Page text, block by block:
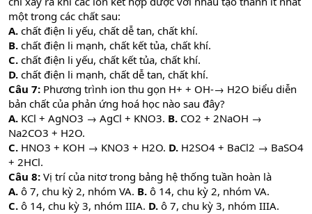
một trong các chất sau:
A. chất điện li yếu, chất dễ tan, chất khí.
B. chất điện li mạnh, chất kết tủa, chất khí.
C. chất điện li yếu, chất kết tủa, chất khí.
D. chất điện li mạnh, chất dễ tan, chất khí.
Câu 7: Phương trình ion thu gọn H+ + OH-→ H2O biểu diễn
bản chất của phản ứng hoá học nào sau đây?
A. KCl + AgNO3 → AgCl + KNO3. B. CO2 + 2NaOH →
Na2CO3 + H2O.
C. HNO3 + KOH → KNO3 + H2O. D. H2SO4 + BaCl2 → BaSO4
+ 2HCl.
Câu 8: Vị trí của nitơ trong bảng hệ thống tuần hoàn là
A. ô 7, chu kỳ 2, nhóm VA. B. ô 14, chu kỳ 2, nhóm VA.
C. ô 14, chu kỳ 3, nhóm IIIA. D. ô 7, chu kỳ 3, nhóm IIIA.